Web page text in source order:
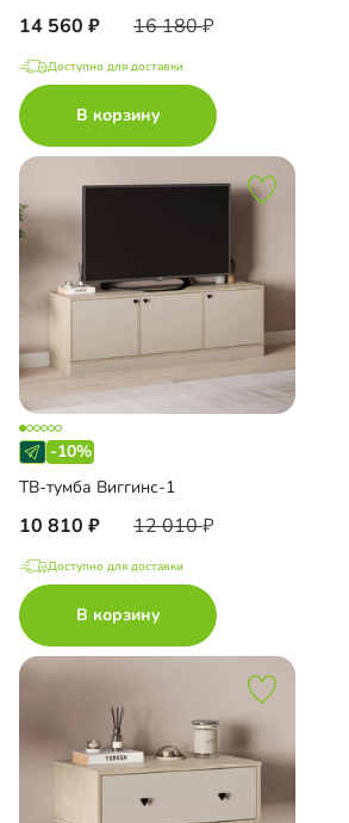
14 560 16 180
Доступно для доставки
В корзину
-10%
ТВ-тумба Виггинс-1
10 810 12 010
Доступно для доставки
В корзину